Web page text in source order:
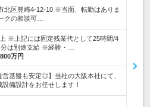
北区豊崎4-12-10 ※当面、転勤はありま
クの相談可…
上 ※上記には固定残業代として25時間/4
は別途支給 ※経験・…
万円
営基盤も安定◎】当社の大阪本社にて、
備設計をお任せします！